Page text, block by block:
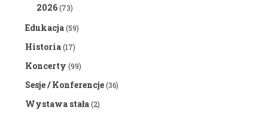
2026(73)
Edukacja(59)
Historia(17)
Koncerty (99)
Sesje / Konferencje(36)
Wystawa stała(2)